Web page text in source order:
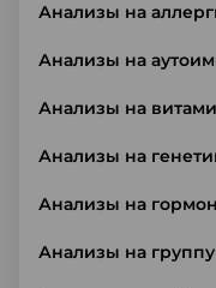
Анализы на
Анализы на
Анализы на
Анализы на
Анализы на
Анализы на